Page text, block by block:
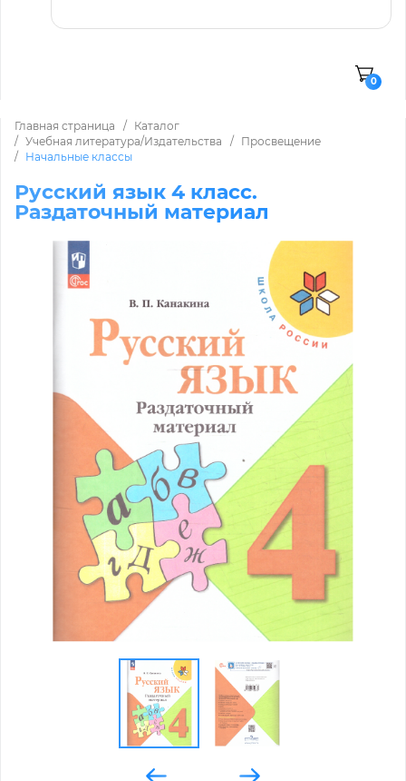
0
Главная страница
Каталог
Учебная литература/Издательства
Просвещение
Начальные классы
Русский язык 4 класс.
Раздаточный материал